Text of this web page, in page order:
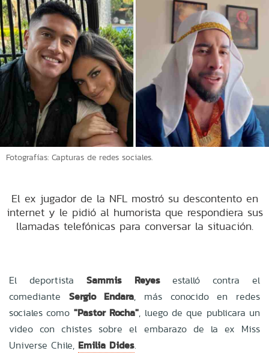
Fotografías: Capturas de redes sociales.
El ex jugador de la NFL mostró su descontento en
internet y le pidió al humorista que respondiera sus
llamadas telefónicas para conversar la situación.
El deportista Sammis Reyesestalló contra el
comediante Sergio Endara, más conocido en redes
sociales como "Pastor Rocha", luego de que publicara un
video con chistes sobre el embarazo de la ex Miss
Universe Chile, Emilia Dides.